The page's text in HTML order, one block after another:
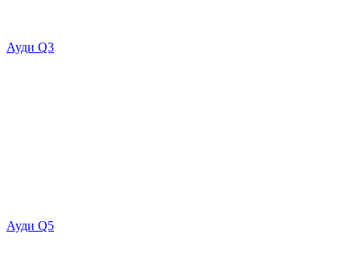
Ауди Q3
Ауди Q5